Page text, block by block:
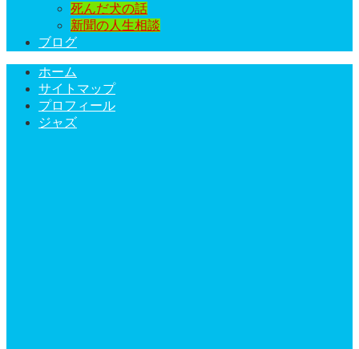
死んだ犬の話
新聞の人生相談
ブログ
ホーム
サイトマップ
プロフィール
ジャズ